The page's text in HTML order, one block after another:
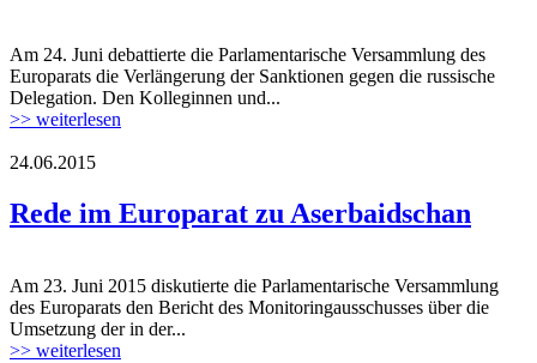
45584_29.jpg
Am 24. Juni debattierte die Parlamentarische Versammlung des
Europarats die Verlängerung der Sanktionen gegen die russische
Delegation. Den Kolleginnen und...
>> weiterlesen
Europarat.jpg
24.06.2015
Rede im Europarat zu Aserbaidschan
Europarat.jpg
Am 23. Juni 2015 diskutierte die Parlamentarische Versammlung
des Europarats den Bericht des Monitoringausschusses über die
Umsetzung der in der...
>> weiterlesen